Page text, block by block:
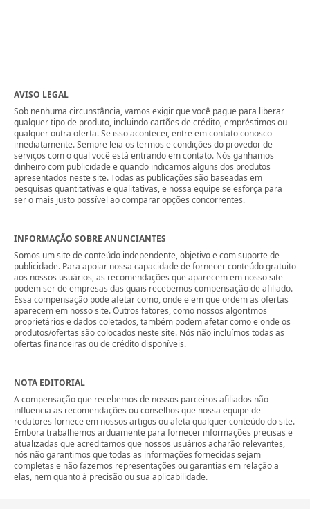
AVISO LEGAL
Sob nenhuma circunstância, vamos exigir que você pague para liberar
qualquer tipo de produto, incluindo cartões de crédito, empréstimos ou
qualquer outra oferta. Se isso acontecer, entre em contato conosco
imediatamente. Sempre leia os termos e condições do provedor de
serviços com o qual você está entrando em contato. Nós ganhamos
dinheiro com publicidade e quando indicamos alguns dos produtos
apresentados neste site. Todas as publicações são baseadas em
pesquisas quantitativas e qualitativas, e nossa equipe se esforça para
ser o mais justo possível ao comparar opções concorrentes.
INFORMAÇÃO SOBRE ANUNCIANTES
Somos um site de conteúdo independente, objetivo e com suporte de
publicidade. Para apoiar nossa capacidade de fornecer conteúdo gratuito
aos nossos usuários, as recomendações que aparecem em nosso site
podem ser de empresas das quais recebemos compensação de afiliado.
Essa compensação pode afetar como, onde e em que ordem as ofertas
aparecem em nosso site. Outros fatores, como nossos algoritmos
proprietários e dados coletados, também podem afetar como e onde os
produtos/ofertas são colocados neste site. Nós não incluímos todas as
ofertas financeiras ou de crédito disponíveis.
NOTA EDITORIAL
A compensação que recebemos de nossos parceiros afiliados não
influencia as recomendações ou conselhos que nossa equipe de
redatores fornece em nossos artigos ou afeta qualquer conteúdo do site.
Embora trabalhemos arduamente para fornecer informações precisas e
atualizadas que acreditamos que nossos usuários acharão relevantes,
nós não garantimos que todas as informações fornecidas sejam
completas e não fazemos representações ou garantias em relação a
elas, nem quanto à precisão ou sua aplicabilidade.